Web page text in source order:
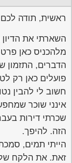
ראשית, תודה לכם
השארתי את הדיון
מלהכניס כאן
הדברים, התזמון
פועלים כאן רק
חשוב לי להבין
אינני שוכר
שכרתי דירות
הזה. להיפך.
הייתי תמים,
זאת. את הלקח